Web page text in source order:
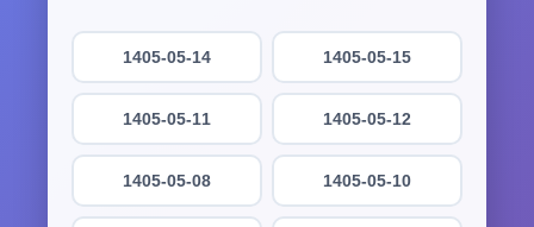
1405-05-15
1405-05-14
1405-05-12
1405-05-11
1405-05-10
1405-05-08